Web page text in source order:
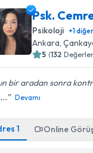
Psk.
Psikoloji +1diğer
Ankara,
5 (132
bir aradan sonra
Devamı
1 Online